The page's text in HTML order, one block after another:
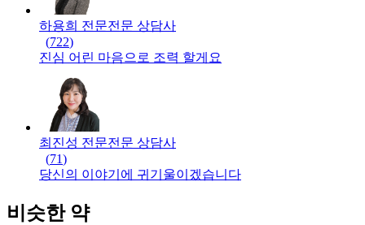
하용희 전문전문 상담사
(722)
진심 어린 마음으로 조력 할게요
최진성 전문전문 상담사
(71)
당신의 이야기에 귀기울이겠습니다
비슷한 약